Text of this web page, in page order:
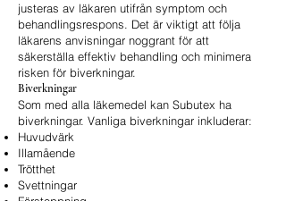
justeras av läkaren utifrån symptom och
behandlingsrespons. Det är viktigt att följa
läkarens anvisningar noggrant för att
säkerställa effektiv behandling och minimera
risken för biverkningar.
Biverkningar
Som med alla läkemedel kan Subutex ha
biverkningar. Vanliga biverkningar inkluderar:
Huvudvärk
Illamående
Trötthet
Svettningar